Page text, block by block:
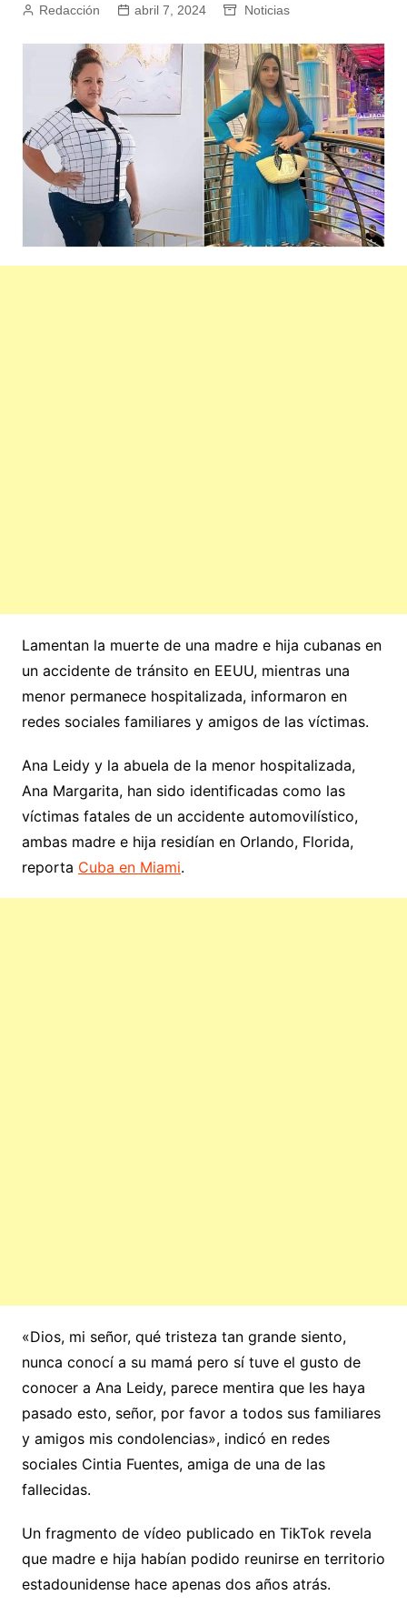
Redacción abril 7, 2024 Noticias
Lamentan la muerte de una madre e hija cubanas en
un accidente de tránsito en EEUU, mientras una
menor permanece hospitalizada, informaron en
redes sociales familiares y amigos de las víctimas.
Ana Leidy y la abuela de la menor hospitalizada,
Ana Margarita, han sido identificadas como las
víctimas fatales de un accidente automovilístico,
ambas madre e hija residían en Orlando, Florida,
reporta Cuba en Miami.
«Dios, mi señor, qué tristeza tan grande siento,
nunca conocí a su mamá pero sí tuve el gusto de
conocer a Ana Leidy, parece mentira que les haya
pasado esto, señor, por favor a todos sus familiares
y amigos mis condolencias», indicó en redes
sociales Cintia Fuentes, amiga de una de las
fallecidas.
Un fragmento de vídeo publicado en TikTok revela
que madre e hija habían podido reunirse en territorio
estadounidense hace apenas dos años atrás.